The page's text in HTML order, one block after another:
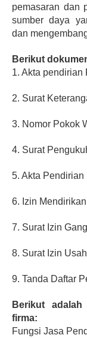
pemasaran dan
sumber daya
dan
Berikut
1. Akta pendirian
2. Surat
3. Nomor Pokok
4. Surat
5. Akta
6. Izin
7. Surat Izin
8. Surat Izin
9. Tanda Daftar
Berikut
firma:
Fungsi Jasa